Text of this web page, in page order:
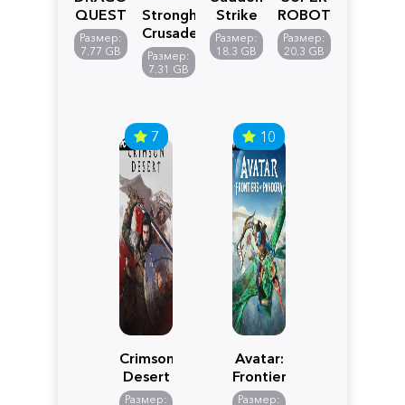
QUEST
VII
Reimagined
Размер:
7.77 GB
Stronghold
Crusader:
Definitive
Edition
Размер:
7.31 GB
Strike
5
Размер:
18.3 GB
ROBOT
WARS
Y
Размер:
20.3 GB
7
Crimson
Desert
Размер:
10
Avatar:
Frontiers
of
Размер: